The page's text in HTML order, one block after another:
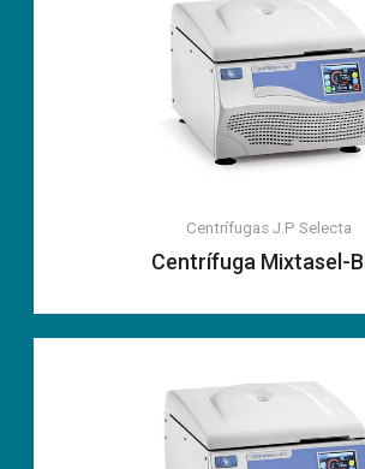
Centrífugas J.P Selecta
Centrífuga Mixtasel-